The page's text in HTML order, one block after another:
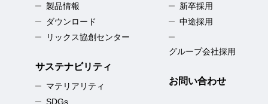
製品情報
ダウンロード
リックス協創センター
サステナビリティ
マテリアリティ
SDGs
新卒採用
中途採用
グループ会社採用
お問い合わせ